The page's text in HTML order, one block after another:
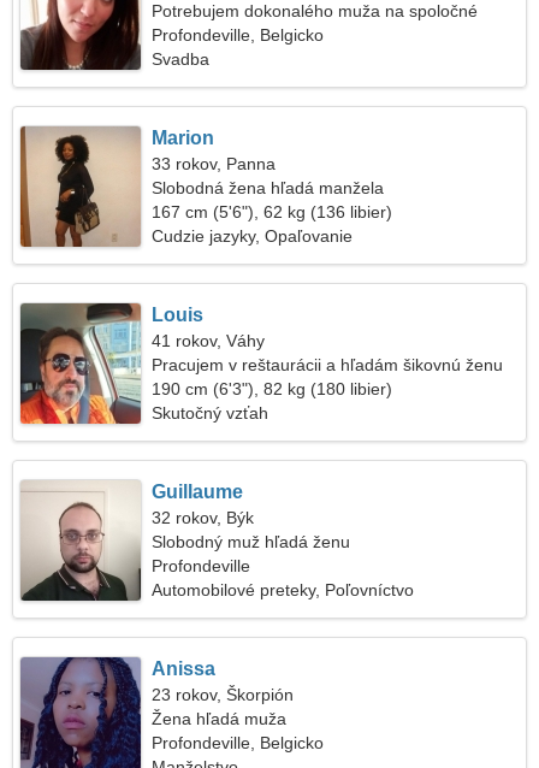
Potrebujem dokonalého muža na spoločné
cestovanie
Profondeville, Belgicko
Svadba
Marion
33 rokov, Panna
Slobodná žena hľadá manžela
167 cm (5'6"), 62 kg (136 libier)
Cudzie jazyky, Opaľovanie
Louis
41 rokov, Váhy
Pracujem v reštaurácii a hľadám šikovnú ženu
190 cm (6'3"), 82 kg (180 libier)
Skutočný vzťah
Guillaume
32 rokov, Býk
Slobodný muž hľadá ženu
Profondeville
Automobilové preteky, Poľovníctvo
Anissa
23 rokov, Škorpión
Žena hľadá muža
Profondeville, Belgicko